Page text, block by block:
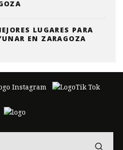
LUGARES PARA
EN ZARAGOZA